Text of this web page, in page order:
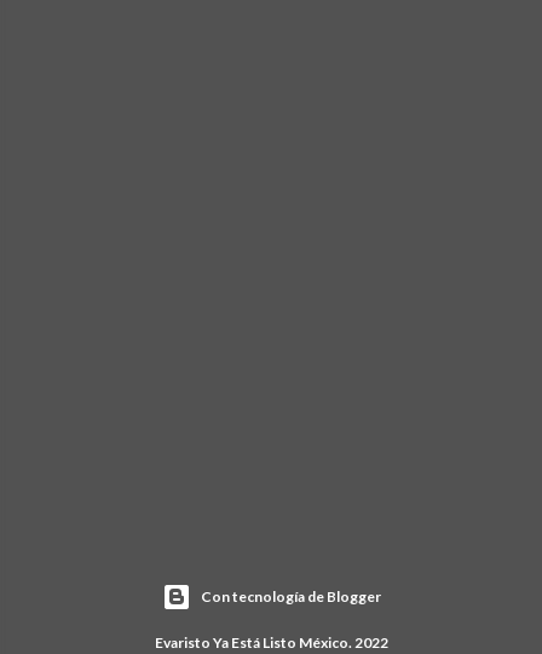
Con tecnología de Blogger
Evaristo Ya Está Listo México. 2022